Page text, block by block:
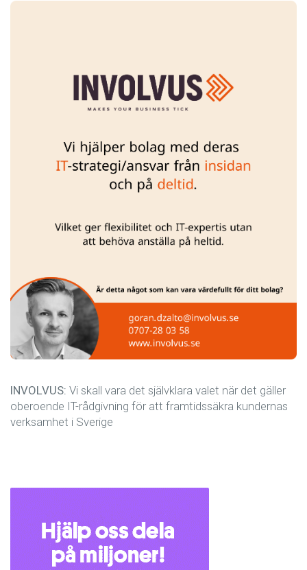
INVOLVUS: Vi skall vara det självklara valet när det gäller
oberoende IT-rådgivning för att framtidssäkra kundernas
verksamhet i Sverige